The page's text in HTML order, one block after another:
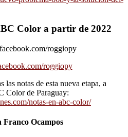
Color a partir de 2022
roggiopy
las notas de esta nueva etapa, a
Color de Paraguay:
notas-en-abc-color/
Franco Ocampos